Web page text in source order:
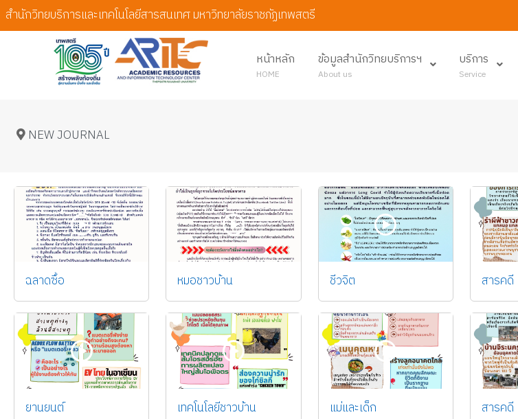
สำนักวิทยบริการและเทคโนโลยีสารสนเทศ มหาวิทยาลัยราชภัฏเทพสตรี
หน้าหลัก
HOME
ข้อมูลสำนักวิทยบริการฯ
About us
บริการ
Service
NEW JOURNAL
ฉลาดซื้อ หมอชาวบ้าน ชีวจิต สารคดี
ยานยนต์ เทคโนโลยีชาวบ้าน แม่และเด็ก สารคดี